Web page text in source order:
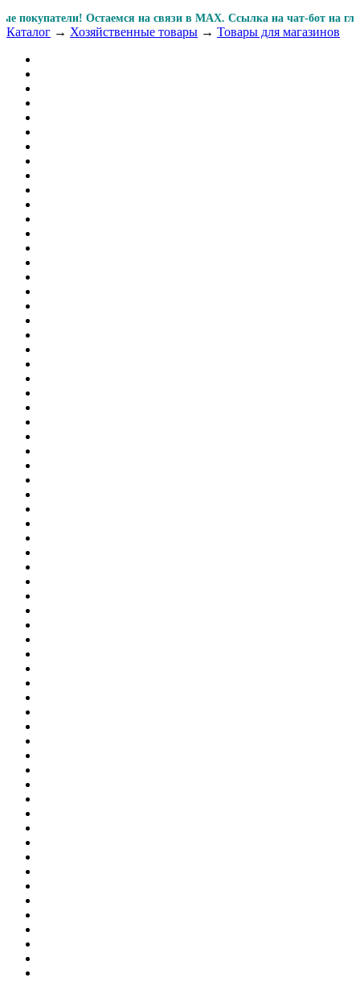
Остаемся на связи в MAX. Ссылка на чат-бот
Каталог → Хозяйственные товары → Товары для магазинов